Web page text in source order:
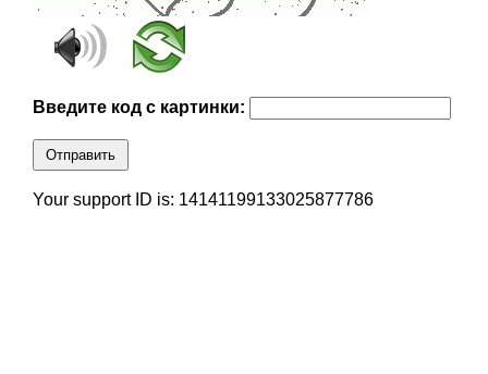
Введите код с картинки:
Отправить
Your support ID is: 14141199133025877786